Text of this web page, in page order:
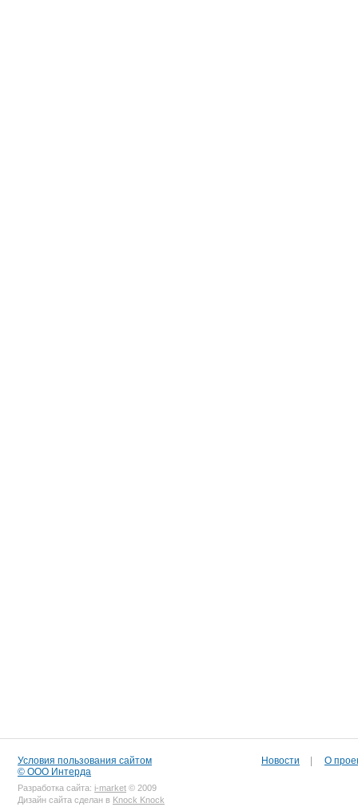
Условия пользования сайтом
© ООО Интерда
Разработка сайта: i-market © 2009
Дизайн сайта сделан в Knock Knock
Новости О